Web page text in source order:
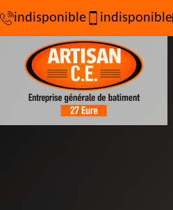
indisponible indisponible